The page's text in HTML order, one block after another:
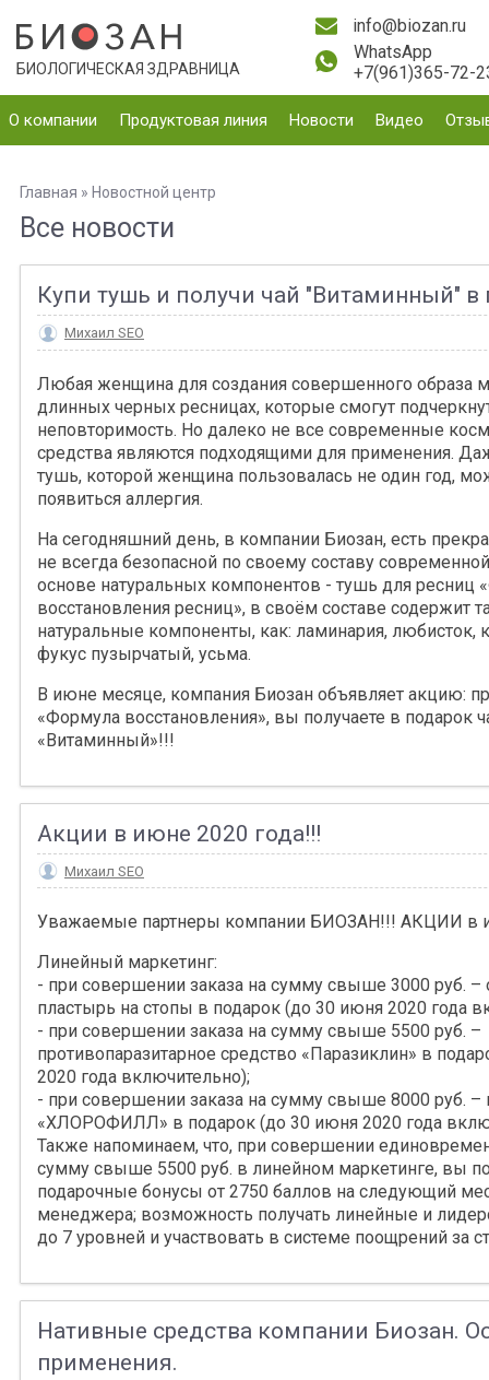
БИОЛОГИЧЕСКАЯ ЗДРАВНИЦА
info@biozan.ru
WhatsApp
+7(961)365-72-
О компании Продуктовая линия Новости Видео
Главная » Новостной центр
Все новости
Купи тушь и получи чай "Витаминный" в
Михаил SEO
Любая женщина для создания совершенного образа
длинных черных ресницах, которые смогут
неповторимость. Но далеко не все современные
средства являются подходящими для применения.
тушь, которой женщина пользовалась не один год,
появиться аллергия.
На сегодняшний день, в компании Биозан, есть
не всегда безопасной по своему составу
основе натуральных компонентов - тушь для ресниц
восстановления ресниц», в своём составе содержит
натуральные компоненты, как: ламинария, любисток,
фукус пузырчатый, усьма.
В июне месяце, компания Биозан объявляет акцию:
«Формула восстановления», вы получаете в подарок
«Витаминный»!!!
Акции в июне 2020 года!!!
Михаил SEO
Уважаемые партнеры компании БИОЗАН!!! АКЦИИ в
Линейный маркетинг:
- при совершении заказа на сумму свыше 3000 руб.
пластырь на стопы в подарок (до 30 июня 2020 года
- при совершении заказа на сумму свыше 5500 руб. –
противопаразитарное средство «Паразиклин» в
2020 года включительно);
- при совершении заказа на сумму свыше 8000 руб. –
«ХЛОРОФИЛЛ» в подарок (до 30 июня 2020 года
Также напоминаем, что, при совершении
сумму свыше 5500 руб. в линейном маркетинге, вы
подарочные бонусы от 2750 баллов на следующий
менеджера; возможность получать линейные и
до 7 уровней и участвовать в системе поощрений за
Нативные средства компании Биозан.
применения.